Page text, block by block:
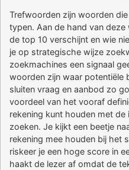
Trefwoorden zijn woorden
typen. Aan de hand van
de top 10 verschijnt en wie
je op strategische wijze
zoekmachines een signaal
woorden zijn waar potentiële
sluiten vraag en aanbod zo
voordeel van het vooraf
rekening kunt houden met
zoeken. Je kijkt een beetje
rekening mee houden bij het
riskeer je een hoge score in
haakt de lezer af omdat de